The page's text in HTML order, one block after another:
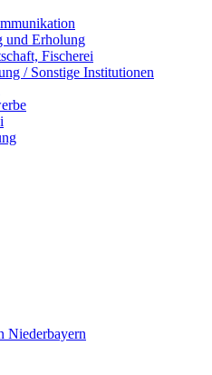
und Erholung
Fischerei
/ Sonstige Institutionen
Niederbayern